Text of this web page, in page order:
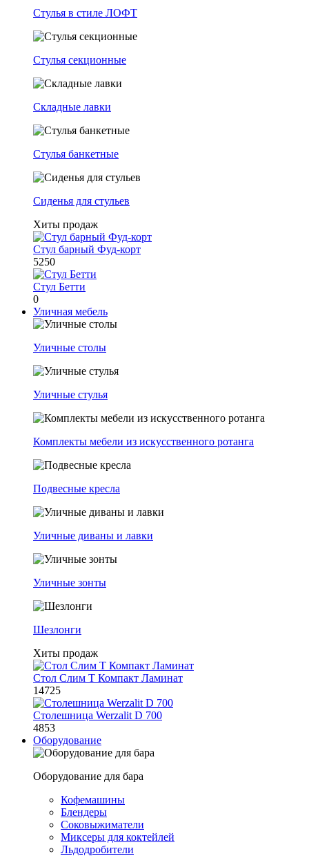
Стулья в стиле ЛОФТ
Стулья секционные
Складные лавки
Стулья банкетные
Сиденья для стульев
Хиты продаж
Стул барный Фуд-корт
5250
Стул Бетти
0
Уличная мебель
Уличные столы
Уличные стулья
Комплекты мебели из искусственного ротанга
Подвесные кресла
Уличные диваны и лавки
Уличные зонты
Шезлонги
Хиты продаж
Стол Слим Т Компакт Ламинат
14725
Столешница Werzalit D 700
4853
Оборудование
Оборудование для бара
Кофемашины
Блендеры
Соковыжиматели
Миксеры для коктейлей
Льдодробители